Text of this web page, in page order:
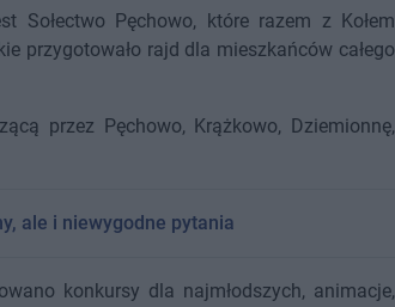
Sołectwo Pęchowo, które razem z Kołem
przygotowało rajd dla mieszkańców całego
przez Pęchowo, Krążkowo, Dziemionnę,
ale i niewygodne pytania
konkursy dla najmłodszych, animacje,